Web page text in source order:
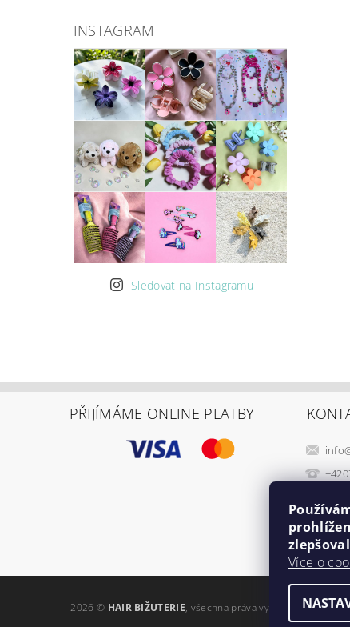
INSTAGRAM
Sledovat na Instagramu
PŘIJÍMÁME ONLINE PLATBY
info
2026 © HAIR BIŽUTERIE, všechna práva vyhrazena
Více o